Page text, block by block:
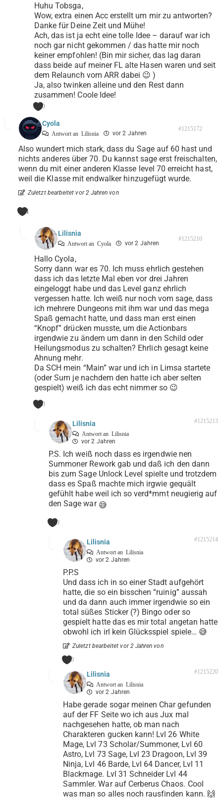
Huhu Tobsga,
Wow, extra einen Acc erstellt um mir zu antworten?
Danke für Deine Zeit und Mühe!
Ach, das ist ja echt eine tolle Idee – darauf war ich
noch gar nicht gekommen / das hatte mir noch
keiner empfohlen! (Bin mir sicher, das lag daran
dass beide auf meiner FL alte Hasen waren und seit
dem Relaunch vom ARR dabei 😉 )
Ja, also twinken alleine und den Rest dann
zusammen! Coole Idee!
0
Cyola
Antwort an Lilisnia vor 2 Jahren
#1215172
Also wundert mich stark, dass du Sage auf 60 hast und
nichts anderes über 70. Du kannst sage erst freischalten,
wenn du mit einer anderen Klasse level 70 erreicht hast,
weil die Klasse mit endwalker hinzugefügt wurde.
Zuletzt bearbeitet vor 2 Jahren von
1
Lilisnia
Antwort an Cyola vor 2 Jahren
#1215210
Hallo Cyola,
Sorry dann war es 70. Ich muss ehrlich gestehen
dass ich das letzte Mal eben vor drei Jahren
eingeloggt habe und das Level ganz ehrlich
vergessen hatte. Ich weiß nur noch vom sage, dass
ich mehrere Dungeons mit ihm war und das mega
Spaß gemacht hatte, und dass man erst einen
“Knopf” drücken musste, um die Actionbars
irgendwie zu ändern um dann in den Schild oder
Heilungsmodus zu schalten? Ehrlich gesagt keine
Ahnung mehr.
Da SCH mein “Main” war und ich in Limsa startete
(oder Sum je nachdem den hatte ich aber selten
gespielt) weiß ich das echt nimmer so 😉
0
Lilisnia
Antwort an Lilisnia
vor 2 Jahren
#1215213
P.S. Ich weiß noch dass es irgendwie nen
Summoner Rework gab und daß ich den dann
bis zum Sage Unlock Level spielte und trotzdem
dass es Spaß machte mich irgwie gequält
gefühlt habe weil ich so verd*mmt neugierig auf
den Sage war 😅
0
Lilisnia
Antwort an Lilisnia
vor 2 Jahren
#1215214
P.P.S
Und dass ich in so einer Stadt aufgehört
hatte, die so ein bisschen “ruinig” aussah
und da dann auch immer irgendwie so ein
total süßes Sticker (?) Bingo oder so
gespielt hatte das es mir total angetan hatte
obwohl ich irl kein Glücksspiel spiele… 😅
Zuletzt bearbeitet vor 2 Jahren von
0
Lilisnia
Antwort an Lilisnia
vor 2 Jahren
#1215220
Habe gerade sogar meinen Char gefunden
auf der FF Seite wo ich aus Jux mal
nachgesehen hatte, ob man nach
Charakteren gucken kann! Lvl 26 White
Mage, Lvl 73 Scholar/Summoner, Lvl 60
Astro, Lvl 73 Sage, Lvl 23 Dragoon, Lvl 39
Ninja, Lvl 46 Barde, Lvl 64 Dancer, Lvl 11
Blackmage. Lvl 31 Schneider Lvl 44
Sammler. War auf Cerberus Chaos. Cool
was man so alles noch rausfinden kann. 🙌